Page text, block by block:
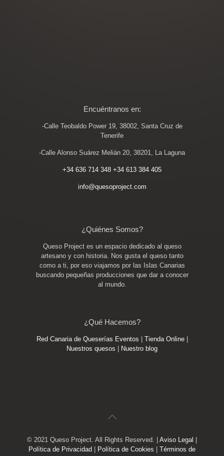
Encuéntranos en:
-Calle Teobaldo Power 19, 38002, Santa Cruz de
Tenerife
-Calle Alonso Suárez Melián 20, 38201, La Laguna
+34 636 714 348 +34 613 384 405
info@quesoproject.com
¿Quiénes Somos?
Queso Project es un espacio dedicado al queso
artesano y con historia. Nos gusta el queso tanto
como a ti, por eso viajamos por las Islas Canarias
buscando pequeñas producciones que dar a conocer
al mundo.
¿Qué Hacemos?
Red Canaria de Queserías Eventos Tienda Online
Nuestros quesos
Nuestro blog
© 2021 Queso Project. All Rights Reserved. | Aviso Legal
Política de Privacidad
Política de Cookies
Términos de